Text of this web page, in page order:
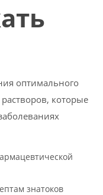
оптимального
которые
знатоков